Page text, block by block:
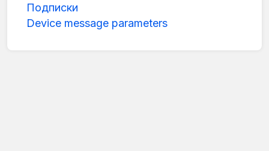
Подписки
Device message parameters